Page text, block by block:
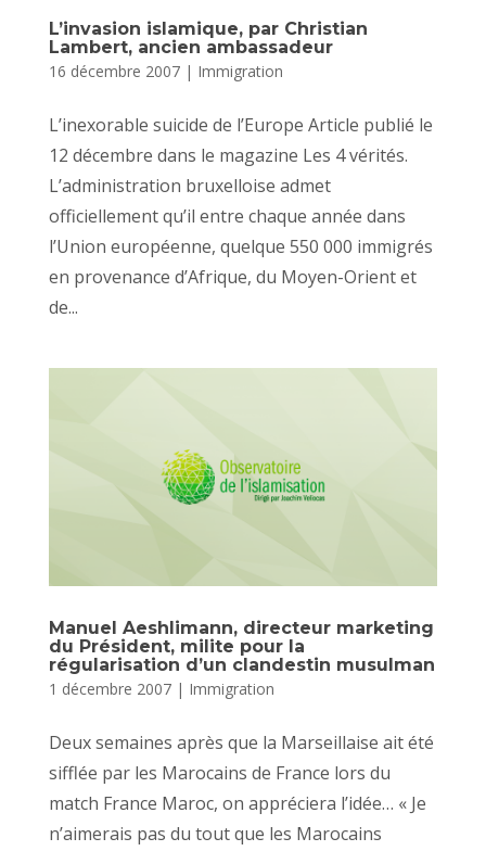
L’invasion islamique, par Christian
Lambert, ancien ambassadeur
16 décembre 2007| Immigration
L’inexorable suicide de l’Europe Article publié le
12 décembre dans le magazine Les 4 vérités.
L’administration bruxelloise admet
officiellement qu’il entre chaque année dans
l’Union européenne, quelque 550 000 immigrés
en provenance d’Afrique, du Moyen-Orient et
de...
Manuel Aeshlimann, directeur marketing
du Président, milite pour la
régularisation d’un clandestin musulman
1 décembre 2007| Immigration
Deux semaines après que la Marseillaise ait été
sifflée par les Marocains de France lors du
match France Maroc, on appréciera l’idée… « Je
n’aimerais pas du tout que les Marocains